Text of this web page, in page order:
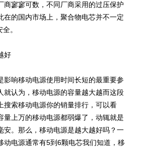
商寥寥可数，不同厂商采用的过压保护
在的国内市场上，聚合物电芯并不一定
。
好
响移动电源使用时间长短的最重要参
就认为，移动电源的容量越大越而这段
搜索移动电源你的销量排行，可以看
量上万的移动电源都弱爆了，动辄就是
安。那么，移动电源是越大越好吗？一
动电源通常有5到6颗电芯我们知道，移